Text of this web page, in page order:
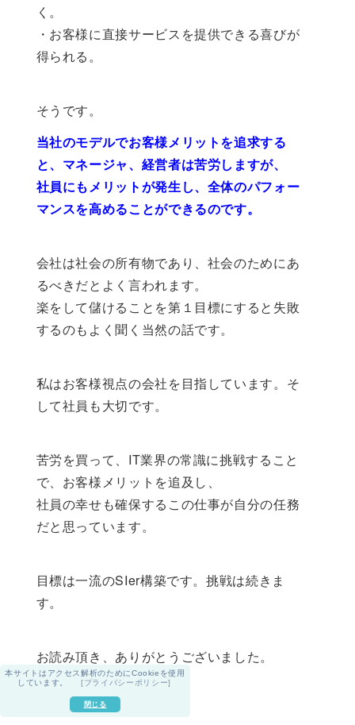
本サイトはアクセス解析のためにCookieを使用
しています。
[プライバシーポリシー]
閉じる
く。
・お客様に直接サービスを提供できる喜びが
得られる。
そうです。
当社のモデルでお客様メリットを追求する
と、マネージャ、経営者は苦労しますが、
社員にもメリットが発生し、全体のパフォー
マンスを高めることができるのです。
会社は社会の所有物であり、社会のためにあ
るべきだとよく言われます。
楽をして儲けることを第１目標にすると失敗
するのもよく聞く当然の話です。
私はお客様視点の会社を目指しています。そ
して社員も大切です。
苦労を買って、IT業界の常識に挑戦すること
で、お客様メリットを追及し、
社員の幸せも確保するこの仕事が自分の任務
だと思っています。
目標は一流のSIer構築です。挑戦は続きま
す。
お読み頂き、ありがとうございました。